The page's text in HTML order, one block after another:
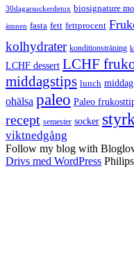
30dagarsockerdetox biosignature
ämnen fasta fett fettprocent
kolhydrater konditionsträning
LCHF dessert LCHF
middagstips lunch middag
ohälsa paleo Paleo
recept semester socker
viktnedgång
Follow my blog with
Drivs med WordPress